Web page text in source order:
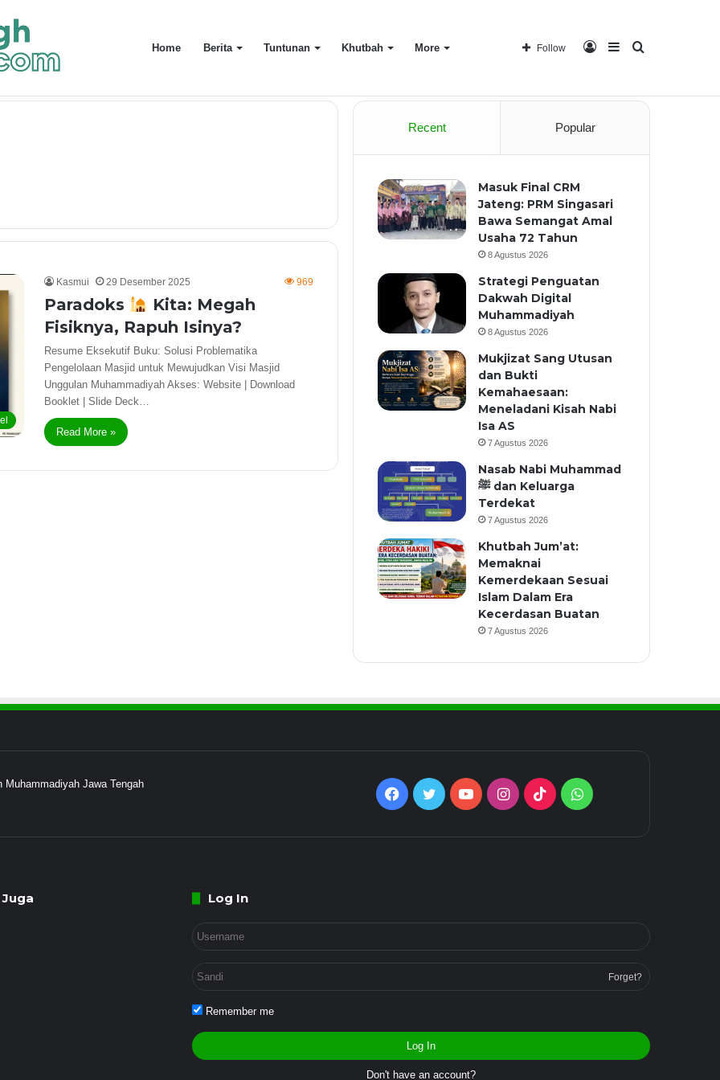
Home Berita Tuntunan Khutbah More Sidebar
Log
Follow
Semangat Amal Usaha 72 Tahun
Kasmui 29 Desember 2025 969
Paradoks
Kita: Megah
Fisiknya, Rapuh Isinya?
Resume Eksekutif Buku: Solusi Problematika
Pengelolaan Masjid untuk Mewujudkan Visi Masjid
Unggulan Muhammadiyah Akses: Website | Download
Booklet | Slide Deck…
Read More »
Recent Popular
Masuk Final CRM
Jateng: PRM Singasari
Bawa Semangat Amal
Usaha 72 Tahun
8 Agustus 2026
Strategi Penguatan
Dakwah Digital
Muhammadiyah
8 Agustus 2026
Mukjizat Sang Utusan
dan Bukti
Kemahaesaan:
Meneladani Kisah Nabi
Isa AS
7 Agustus 2026
Nasab Nabi Muhammad
ﷺ dan Keluarga
Terdekat
7 Agustus 2026
Khutbah Jum’at:
Memaknai
Kemerdekaan Sesuai
Islam Dalam Era
Kecerdasan Buatan
7 Agustus 2026
Jawa Tengah
Facebook
Twitter YouTubeInstagram
TikTokWhatsApp
Log In
Forget?
Remember me
Log In
Don't have an account?